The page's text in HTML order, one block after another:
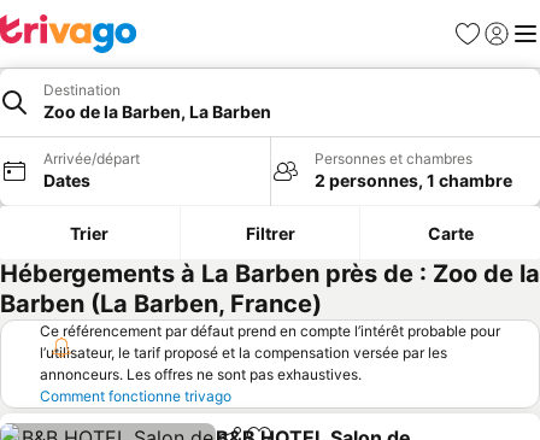
Favoris
Se
Destination
Zoo de la Barben, La Barben
Arrivée/départ
Dates
Personnes et chambres
2 personnes, 1 chambre
Trier Filtrer Carte
Hébergements à La Barben près de : Zoo de la
Barben (La Barben, France)
Ce référencement par défaut prend en compte l’intérêt probable pour
l’utilisateur, le tarif proposé et la compensation versée par les
annonceurs. Les offres ne sont pas exhaustives.
Comment fonctionne trivago